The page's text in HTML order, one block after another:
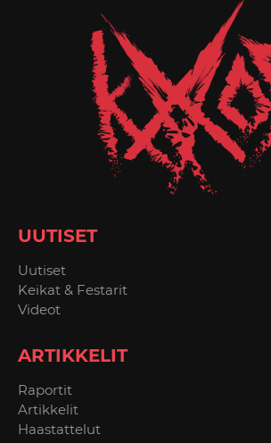
UUTISET
Uutiset
Keikat & Festarit
Videot
ARTIKKELIT
Raportit
Artikkelit
Haastattelut